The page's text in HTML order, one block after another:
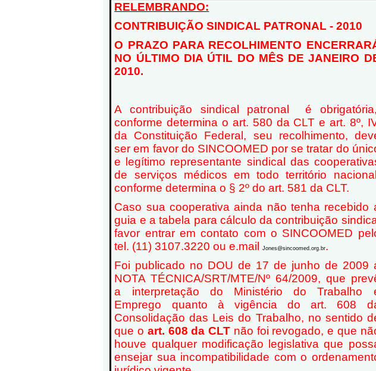
RELEMBRANDO:
CONTRIBUIÇÃO SINDICAL PATRONAL - 2010
O PRAZO PARA RECOLHIMENTO
NO ÚLTIMO DIA ÚTIL DO MÊS DE JANEIRO
2010.
A contribuição sindical patronal
é obrigatória,
conforme determina o art. 580 da CLT e art. 8º,
da Constituição Federal, seu recolhimento,
ser em favor do SINCOOMED por se tratar do
e legítimo representante sindical das
de serviços médicos em todo território
conforme determina o § 2º do art. 581 da CLT.
Caso sua cooperativa ainda não tenha recebido
guia e a tabela para cálculo da contribuição
favor entrar em contato com o SINCOOMED
tel. (11) 3107.3220 ou e.mailJones@sincoomed.org.br.
Foi publicado no DOU de 17 de junho de 2009
NOTA TÉCNICA/SRT/MTE/Nº 64/2009, que
a interpretação do Ministério do Trabalho
Emprego quanto à vigência do art. 608
Consolidação das Leis do Trabalho, no sentido
que o art. 608 da CLT não foi revogado, e que
houve qualquer modificação legislativa que
ensejar sua incompatibilidade com o